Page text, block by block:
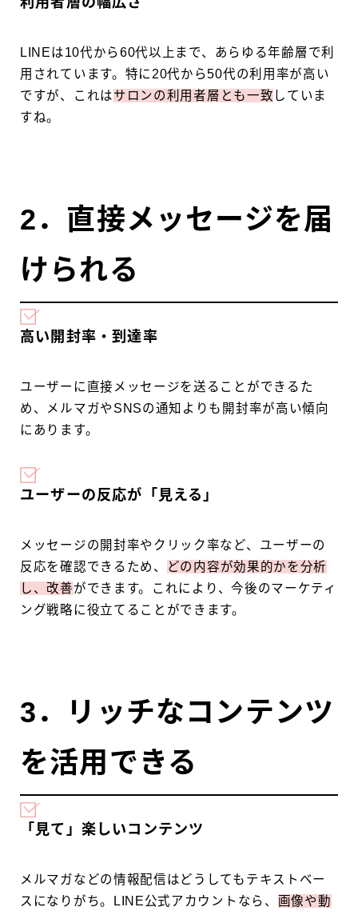
LINEは10代から60代以上まで、あらゆる年齢層で利
用されています。特に20代から50代の利用率が高い
ですが、これはサロンの利用者層とも一致 していま
すね。
2．直接メッセージを届
けられる
高い開封率・到達率
ユーザーに直接メッセージを送ることができるた
め、メルマガやSNSの通知よりも開封率が高い傾向
にあります。
ユーザーの反応が「見える」
メッセージの開封率やクリック率など、ユーザーの
反応を確認できるため、
どの内容が効果的かを分析
し、改善ができます。これにより、今後のマーケティ
ング戦略に役立てることができます。
3．リッチなコンテンツ
を活用できる
「見て」楽しいコンテンツ
メルマガなどの情報配信はどうしてもテキストベー
スになりがち。LINE公式アカウントなら、 画像や動